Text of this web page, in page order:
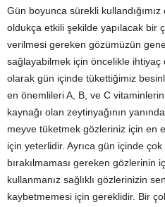
Gün boyunca sürekli kullandığımız
oldukça etkili şekilde yapılacak bir
verilmesi gereken gözümüzün
sağlayabilmek için öncelikle
olarak gün içinde tükettiğimiz
en önemlileri A, B, ve C
kaynağı olan zeytinyağının
meyve tüketmek gözleriniz için en
için yeterlidir. Ayrıca gün içinde
bırakılmaması gereken gözlerinin
kullanmanız sağlıklı gözlerinizin
kaybetmemesi için gereklidir. Bir